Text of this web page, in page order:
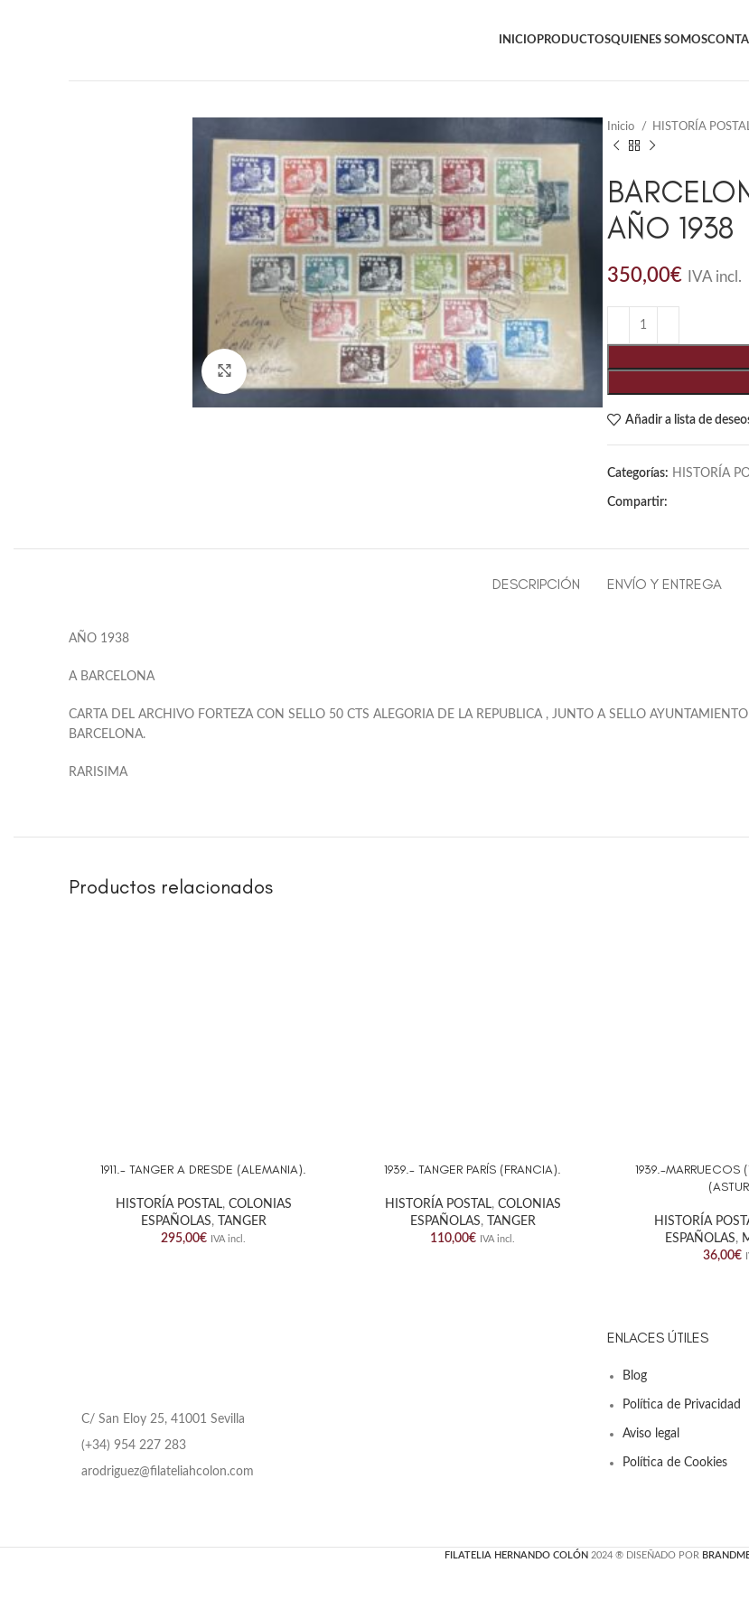
INICIO PRODUCTOSQUIENES SOMOS
Click to enlarge
Inicio HISTORÍA
AÑO 1938
350,00€ IVA incl.
Añadir a lista de
Categorías: HISTORÍA
Compartir:
DESCRIPCIÓN ENVÍO Y ENTREGA
AÑO 1938
A BARCELONA
CARTA DEL ARCHIVO FORTEZA CON SELLO 50 CTS ALEGORIA DE LA REPUBLICA , JUNTO A SELLO
BARCELONA.
RARISIMA
Productos relacionados
AÑADIR AL CARRITO
1911.- TANGER A DRESDE (ALEMANIA).
HISTORÍA POSTAL, COLONIAS
ESPAÑOLAS,
TANGER
295,00€ IVA incl.
AÑADIR AL CARRITO
1939.- TANGER PARÍS (FRANCIA).
HISTORÍA POSTAL, COLONIAS
ESPAÑOLAS,
TANGER
110,00€ IVA incl.
AÑADIR AL CARRITO
1939.-MARRUECOS
HISTORÍA
ESPAÑOLAS,
36,00€
C/ San Eloy 25, 41001 Sevilla
(+34) 954 227 283
arodriguez@filateliahcolon.com
ENLACES ÚTILES
Blog
Política de Privacidad
Aviso legal
Política de Cookies
FILATELIA HERNANDO COLÓN 2024 ® DISEÑADO POR